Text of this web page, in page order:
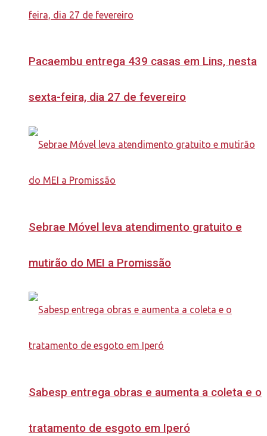
Pacaembu entrega 439 casas em Lins, nesta
sexta-feira, dia 27 de fevereiro
Sebrae Móvel leva atendimento gratuito e
mutirão do MEI a Promissão
Sabesp entrega obras e aumenta a coleta e o
tratamento de esgoto em Iperó